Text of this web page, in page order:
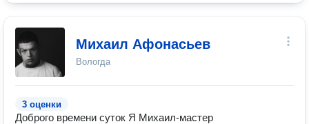
Михаил Афонасьев
Вологда
3 оценки
Доброго времени суток Я Михаил-мастер